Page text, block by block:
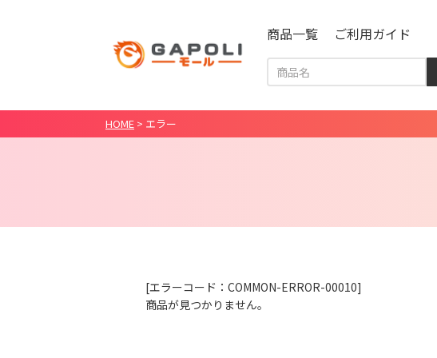
商品一覧 ご利用ガイド
HOME > エラー
[エラーコード：COMMON-ERROR-00010]
商品が見つかりません。